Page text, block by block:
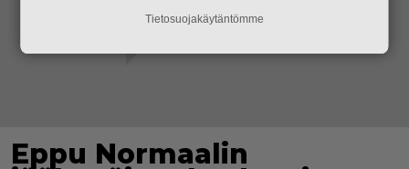
Eppu Normaalin
Tietosuojakäytäntömme